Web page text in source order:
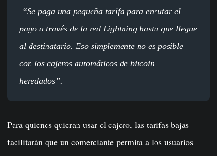
“Se paga una pequeña tarifa para enrutar el
pago a través de la red Lightning hasta que llegue
al destinatario. Eso simplemente no es posible
con los cajeros automáticos de bitcoin
heredados”.
Para quienes quieran usar el cajero, las tarifas bajas
facilitarán que un comerciante permita a los usuarios